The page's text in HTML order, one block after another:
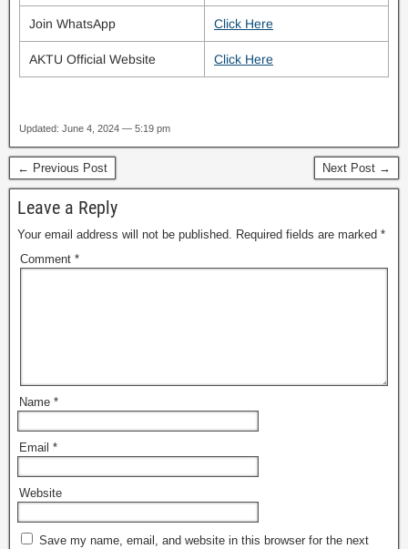
Join WhatsApp Click Here
AKTU Official Website Click Here
Updated: June 4, 2024 — 5:19 pm
← Previous Post Next Post →
Leave a Reply
Your email address will not be published. Required fields are marked *
Comment *
Name *
Email *
Website
Save my name, email, and website in this browser for the next